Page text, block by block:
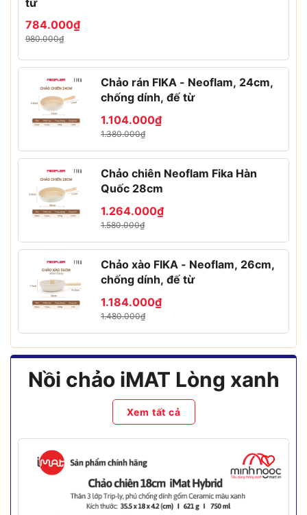
784.000₫
980.000₫
Chảo rán FIKA - Neoflam, 24cm,
chống dính, đế từ
1.104.000₫
1.380.000₫
Chảo chiên Neoflam Fika Hàn
Quốc 28cm
1.264.000₫
1.580.000₫
Chảo xào FIKA - Neoflam, 26cm,
chống dính, đế từ
1.184.000₫
1.480.000₫
Nồi chảo iMAT Lòng xanh
Xem tất cả